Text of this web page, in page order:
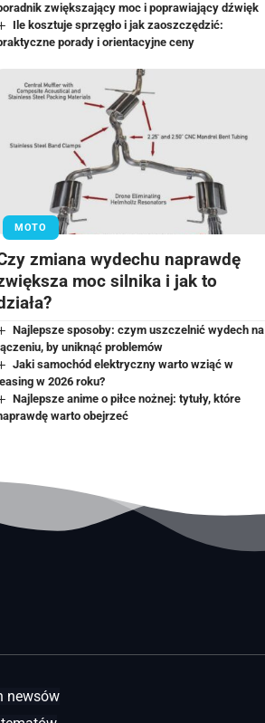
zwiększający moc i poprawiający dźwięk
Ile kosztuje sprzęgło i jak zaoszczędzić:
porady i orientacyjne ceny
MOTO
zmiana wydechu naprawdę
moc silnika i jak to
Najlepsze sposoby: czym uszczelnić wydech na
by uniknąć problemów
Jaki samochód elektryczny warto wziąć w
leasing w 2026 roku?
Najlepsze anime o piłce nożnej: tytuły, które
warto obejrzeć
newsów